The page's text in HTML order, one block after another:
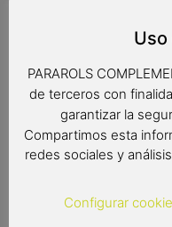
cuadro Las Bailarinas
estampación y
de vidrio flexible,
con un diseño único
Diámetro de tela: 107
PARAROLS
de terceros con
garantizar la
Compartimos esta
redes sociales y
Configurar